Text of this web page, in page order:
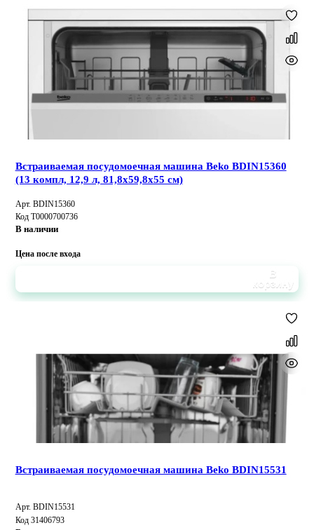
Встраиваемая посудомоечная машина Beko BDIN15360
(13 компл, 12,9 л, 81,8х59,8х55 см)
Арт. BDIN15360
Код Т0000700736
В наличии
Цена после входа
В
корзину
Встраиваемая посудомоечная машина Beko BDIN15531
Арт. BDIN15531
Код 31406793